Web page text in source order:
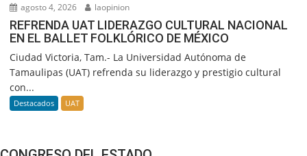
agosto 4, 2026 laopinion
REFRENDA UAT LIDERAZGO CULTURAL NACIONAL
EN EL BALLET FOLKLÓRICO DE MÉXICO
Ciudad Victoria, Tam.- La Universidad Autónoma de
Tamaulipas (UAT) refrenda su liderazgo y prestigio cultural
con...
Destacados UAT